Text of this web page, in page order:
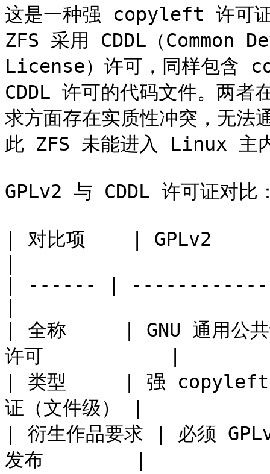
这是一种强 copyleft 许可证
ZFS 采用 CDDL（
License）许可，同样包含
CDDL 许可的代码文件。两
求方面存在实质性冲突，无法
此 ZFS 未能进入 Linux 主
GPLv2 与 CDDL 许可证对比
| 对比项    | GPLv2
| ------ |
| 全称     | GNU 通用公共
许可           |
| 类型     | 强 copyleft
证（文件级） |
| 衍生作品要求 | 必须
发布        |